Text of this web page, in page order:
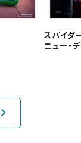
スパイダ
ニュー・